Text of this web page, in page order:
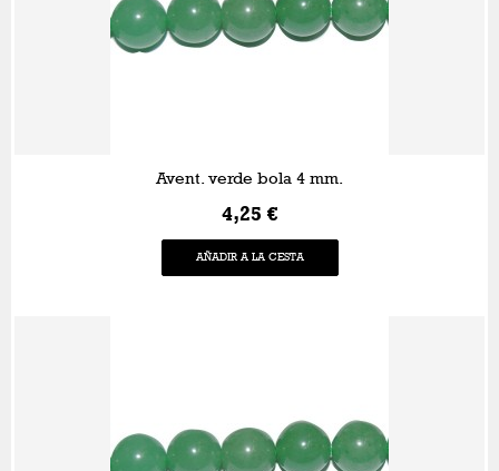
Avent. verde bola 4 mm.
4,25 €
AÑADIR A LA CESTA